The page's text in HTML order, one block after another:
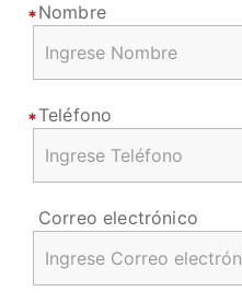
Nombre
Teléfono
Correo electrónico